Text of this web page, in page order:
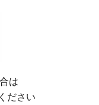
は
ださい